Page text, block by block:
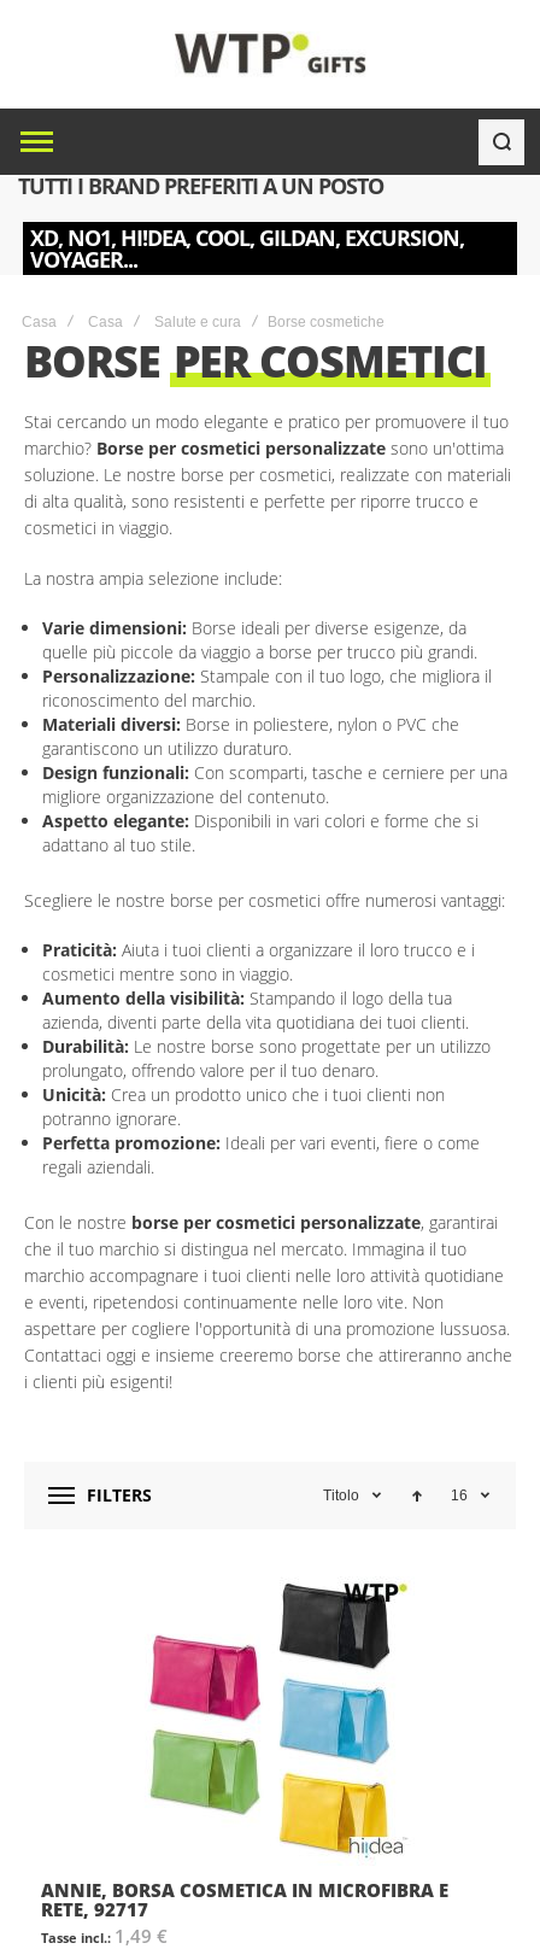
TUTTI I BRAND PREFERITI A UN POSTO
XD, NO1, HI!DEA, COOL, GILDAN, EXCURSION,
VOYAGER...
Casa Casa Salute e cura Borse cosmetiche
BORSE PER COSMETICI
Stai cercando un modo elegante e pratico per promuovere il tuo
marchio? Borse per cosmetici personalizzate sono un'ottima
soluzione. Le nostre borse per cosmetici, realizzate con materiali
di alta qualità, sono resistenti e perfette per riporre trucco e
cosmetici in viaggio.
La nostra ampia selezione include:
Varie dimensioni: Borse ideali per diverse esigenze, da
quelle più piccole da viaggio a borse per trucco più grandi.
Personalizzazione: Stampale con il tuo logo, che migliora il
riconoscimento del marchio.
Materiali diversi: Borse in poliestere, nylon o PVC che
garantiscono un utilizzo duraturo.
Design funzionali: Con scomparti, tasche e cerniere per una
migliore organizzazione del contenuto.
Aspetto elegante: Disponibili in vari colori e forme che si
adattano al tuo stile.
Scegliere le nostre borse per cosmetici offre numerosi vantaggi:
Praticità: Aiuta i tuoi clienti a organizzare il loro trucco e i
cosmetici mentre sono in viaggio.
Aumento della visibilità: Stampando il logo della tua
azienda, diventi parte della vita quotidiana dei tuoi clienti.
Durabilità: Le nostre borse sono progettate per un utilizzo
prolungato, offrendo valore per il tuo denaro.
Unicità: Crea un prodotto unico che i tuoi clienti non
potranno ignorare.
Perfetta promozione: Ideali per vari eventi, fiere o come
regali aziendali.
Con le nostre borse per cosmetici personalizzate, garantirai
che il tuo marchio si distingua nel mercato. Immagina il tuo
marchio accompagnare i tuoi clienti nelle loro attività quotidiane
e eventi, ripetendosi continuamente nelle loro vite. Non
aspettare per cogliere l'opportunità di una promozione lussuosa.
Contattaci oggi e insieme creeremo borse che attireranno anche
i clienti più esigenti!
FILTERS Titolo 16
ANNIE, BORSA COSMETICA IN MICROFIBRA E
RETE, 92717
1,49 €